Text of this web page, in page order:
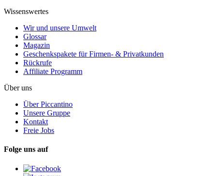
Wissenswertes
Wir und unsere Umwelt
Glossar
Magazin
Geschenkspakete für Firmen- & Privatkunden
Rückrufe
Affiliate Programm
Über uns
Über Piccantino
Unsere Gruppe
Kontakt
Freie Jobs
Folge uns auf